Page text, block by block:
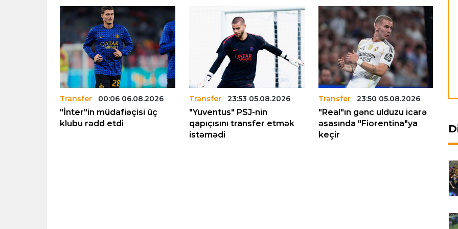
Transfer 00:06 06.08.2026
"İnter"in müdafiəçisi üç
klubu rədd etdi
Transfer 23:53 05.08.2026
"Yuventus" PSJ-nin
qapıçısını transfer etmək
istəmədi
Transfer 23:50 05.08.2026
"Real"ın gənc ulduzu icarə
əsasında "Fiorentina"ya
keçir